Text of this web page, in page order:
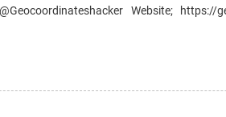
Website; https://